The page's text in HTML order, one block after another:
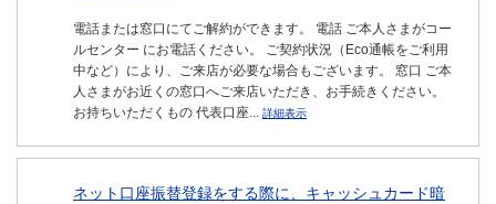
電話または窓口にてご解約ができます。 電話 ご本人さまがコー
ルセンター にお電話ください。 ご契約状況（Eco通帳をご利用
中など）により、ご来店が必要な場合もございます。 窓口 ご本
人さまがお近くの窓口へご来店いただき、お手続きください。
お持ちいただくもの 代表口座... 詳細表示
ネット口座振替登録をする際に、キャッシュカード暗